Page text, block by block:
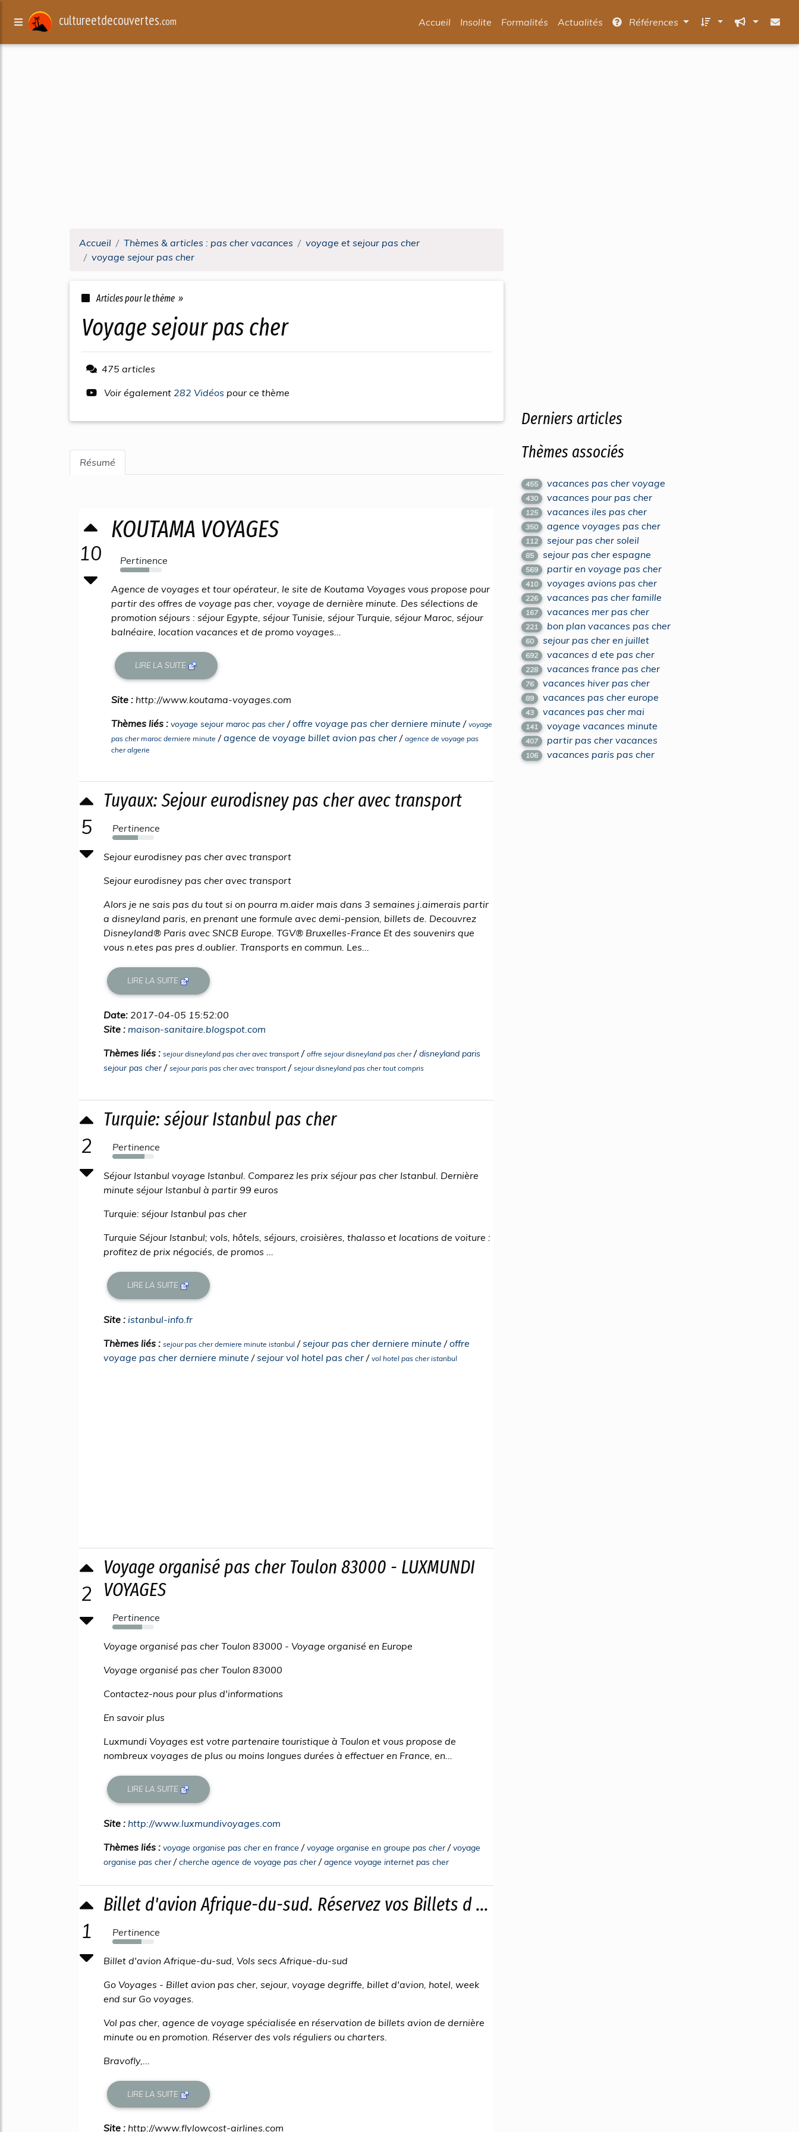
cultureetdecouvertes.com Accueil Insolite Formalités Actualités Références
Accueil Thèmes & articles : pas cher vacances
voyage et sejour pas cher
voyage sejour pas cher
Articles pour le thème »
voyage sejour pas cher
475 articles
Voir également 282 Vidéos pour ce thème
Résumé
10
KOUTAMA VOYAGES
Pertinence
70%
Agence de voyages et tour opérateur, le site de Koutama Voyages vous propose pour
partir des offres de voyage pas cher, voyage de dernière minute. Des sélections de
promotion séjours : séjour Egypte, séjour Tunisie, séjour Turquie, séjour Maroc, séjour
balnéaire, location vacances et de promo voyages...
LIRE LA SUITE
Site : http://www.koutama-voyages.com
Thèmes liés : voyage sejour maroc pas cher/offre voyage pas cher derniere minute / voyage
pas cher maroc derniere minute /agence de voyage billet avion pas cher / agence de voyage pas
cher algerie
5
Tuyaux: Sejour eurodisney pas cher avec transport
Pertinence
61%
Sejour eurodisney pas cher avec transport
Sejour eurodisney pas cher avec transport
Alors je ne sais pas du tout si on pourra m.aider mais dans 3 semaines j.aimerais partir
a disneyland paris, en prenant une formule avec demi-pension, billets de. Decouvrez
Disneyland® Paris avec SNCB Europe. TGV® Bruxelles-France Et des souvenirs que
vous n.etes pas pres d.oublier. Transports en commun. Les...
LIRE LA SUITE
Date: 2017-04-05 15:52:00
Site : maison-sanitaire.blogspot.com
Thèmes liés : sejour disneyland pas cher avec transport/ offre sejour disneyland pas cher/disneyland paris
sejour pas cher/ sejour paris pas cher avec transport/ sejour disneyland pas cher tout compris
2
Turquie: séjour Istanbul pas cher
Pertinence
77%
Séjour Istanbul voyage Istanbul. Comparez les prix séjour pas cher Istanbul. Dernière
minute séjour Istanbul à partir 99 euros
Turquie: séjour Istanbul pas cher
Turquie Séjour Istanbul; vols, hôtels, séjours, croisières, thalasso et locations de voiture :
profitez de prix négociés, de promos ...
LIRE LA SUITE
Site : istanbul-info.fr
Thèmes liés : sejour pas cher derniere minute istanbul /sejour pas cher derniere minute /offre
voyage pas cher derniere minute /sejour vol hotel pas cher / vol hotel pas cher istanbul
2
Voyage organisé pas cher Toulon 83000 - LUXMUNDI
VOYAGES
Pertinence
72%
Voyage organisé pas cher Toulon 83000 - Voyage organisé en Europe
Voyage organisé pas cher Toulon 83000
Contactez-nous pour plus d'informations
En savoir plus
Luxmundi Voyages est votre partenaire touristique à Toulon et vous propose de
nombreux voyages de plus ou moins longues durées à effectuer en France, en...
LIRE LA SUITE
Site : http://www.luxmundivoyages.com
Thèmes liés : voyage organise pas cher en france /voyage organise en groupe pas cher/voyage
organise pas cher/cherche agence de voyage pas cher/agence voyage internet pas cher
1
Billet d'avion Afrique-du-sud. Réservez vos Billets d ...
Pertinence
70%
Billet d'avion Afrique-du-sud, Vols secs Afrique-du-sud
Go Voyages - Billet avion pas cher, sejour, voyage degriffe, billet d'avion, hotel, week
end sur Go voyages.
Vol pas cher, agence de voyage spécialisée en réservation de billets avion de dernière
minute ou en promotion. Réserver des vols réguliers ou charters.
Bravofly,...
LIRE LA SUITE
Site : http://www.flylowcost-airlines.com
Derniers articles
Thèmes associés
455 vacances pas cher voyage
430 vacances pour pas cher
125 vacances iles pas cher
350 agence voyages pas cher
112 sejour pas cher soleil
85 sejour pas cher espagne
569 partir en voyage pas cher
410 voyages avions pas cher
226 vacances pas cher famille
167 vacances mer pas cher
221 bon plan vacances pas cher
60 sejour pas cher en juillet
692 vacances d ete pas cher
228 vacances france pas cher
76 vacances hiver pas cher
89 vacances pas cher europe
43 vacances pas cher mai
141 voyage vacances minute
407 partir pas cher vacances
106 vacances paris pas cher